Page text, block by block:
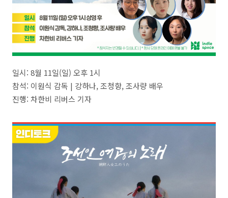
일시: 8월 11일(일) 오후 1시
참석: 이원식 감독 | 강하나, 조청향, 조사량 배우
진행: 차한비 리버스 기자